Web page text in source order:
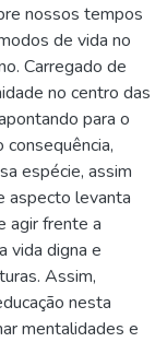
nossos tempos
de vida no
Carregado de
no centro das
para o
espécie, assim
aspecto levanta
agir frente a
vida digna e
Assim,
nesta
mentalidades e